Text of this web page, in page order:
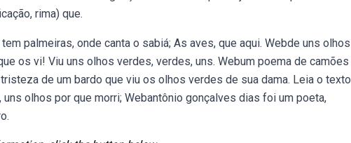
rima) que.
palmeiras, onde canta o sabiá; As aves, que aqui. Webde uns olhos
os vi! Viu uns olhos verdes, verdes, uns. Webum poema de camões
de um bardo que viu os olhos verdes de sua dama. Leia o texto
olhos por que morri; Webantônio gonçalves dias foi um poeta,